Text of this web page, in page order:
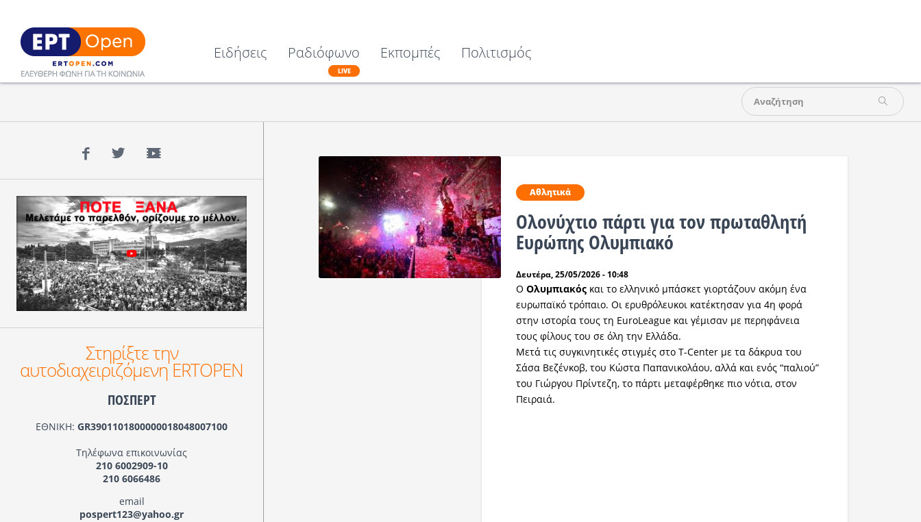
Ειδήσεις Ραδιόφωνο
LIVE
Εκπομπές Πολιτισμός
Αθλητικά
Ολονύχτιο πάρτι για τον πρωταθλητή
Ευρώπης Ολυμπιακό
Δευτέρα, 25/05/2026 - 10:48
Ο Ολυμπιακός και το ελληνικό μπάσκετ γιορτάζουν ακόμη ένα
ευρωπαϊκό τρόπαιο. Οι ερυθρόλευκοι κατέκτησαν για 4η φορά
στην ιστορία τους τη EuroLeague και γέμισαν με περηφάνεια
τους φίλους του σε όλη την Ελλάδα.
Μετά τις συγκινητικές στιγμές στο T-Center με τα δάκρυα του
Σάσα Βεζένκοβ, του Κώστα Παπανικολάου, αλλά και ενός “παλιού”
του Γιώργου Πρίντεζη, το πάρτι μεταφέρθηκε πιο νότια, στον
Πειραιά.
Facebook
TwitterYouTube
Στηρίξτε την
αυτοδιαχειριζόμενη ERTOPEN
ΠΟΣΠΕΡΤ
ΕΘΝΙΚΗ: GR3901101800000018048007100
Τηλέφωνα επικοινωνίας
210 6002909-10
210 6066486
email
pospert123@yahoo.gr